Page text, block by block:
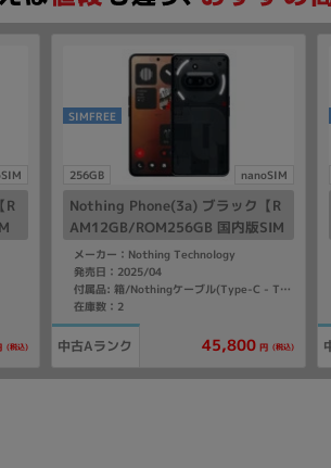
R
(税込)
256GB nanoSIM
SIMFREE
Nothing Phone(3a) ブラック【R
AM12GB/ROM256GB 国内版SIM
フリー】
メーカー：Nothing Technology
発売日：2025/04
付属品: 箱/Nothingケーブル(Type-C - Type-C)/SIMトレイ取り出しツール/マニュアル
在庫数：2
中古Aランク 45,800 円 (税込)